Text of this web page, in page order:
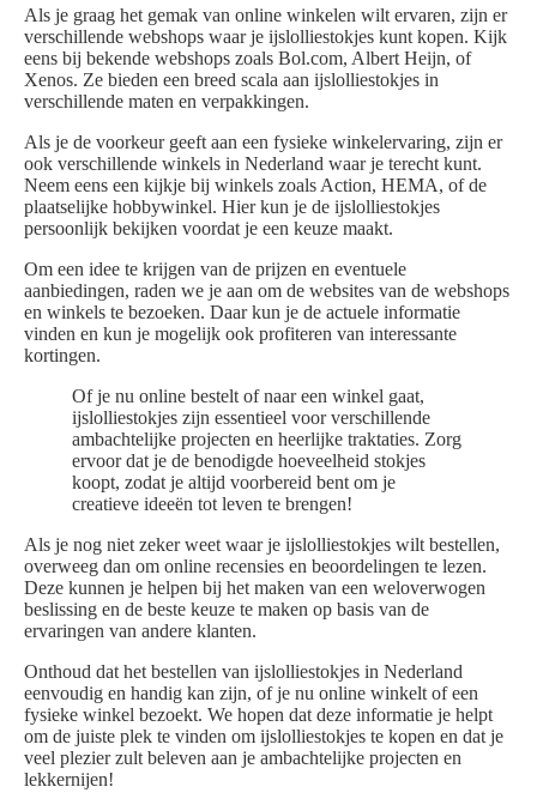
Als je graag het gemak van online winkelen wilt ervaren, zijn er
verschillende webshops waar je ijslolliestokjes kunt kopen. Kijk
eens bij bekende webshops zoals Bol.com, Albert Heijn, of
Xenos. Ze bieden een breed scala aan ijslolliestokjes in
verschillende maten en verpakkingen.
Als je de voorkeur geeft aan een fysieke winkelervaring, zijn er
ook verschillende winkels in Nederland waar je terecht kunt.
Neem eens een kijkje bij winkels zoals Action, HEMA, of de
plaatselijke hobbywinkel. Hier kun je de ijslolliestokjes
persoonlijk bekijken voordat je een keuze maakt.
Om een idee te krijgen van de prijzen en eventuele
aanbiedingen, raden we je aan om de websites van de webshops
en winkels te bezoeken. Daar kun je de actuele informatie
vinden en kun je mogelijk ook profiteren van interessante
kortingen.
Of je nu online bestelt of naar een winkel gaat,
ijslolliestokjes zijn essentieel voor verschillende
ambachtelijke projecten en heerlijke traktaties. Zorg
ervoor dat je de benodigde hoeveelheid stokjes
koopt, zodat je altijd voorbereid bent om je
creatieve ideeën tot leven te brengen!
Als je nog niet zeker weet waar je ijslolliestokjes wilt bestellen,
overweeg dan om online recensies en beoordelingen te lezen.
Deze kunnen je helpen bij het maken van een weloverwogen
beslissing en de beste keuze te maken op basis van de
ervaringen van andere klanten.
Onthoud dat het bestellen van ijslolliestokjes in Nederland
eenvoudig en handig kan zijn, of je nu online winkelt of een
fysieke winkel bezoekt. We hopen dat deze informatie je helpt
om de juiste plek te vinden om ijslolliestokjes te kopen en dat je
veel plezier zult beleven aan je ambachtelijke projecten en
lekkernijen!